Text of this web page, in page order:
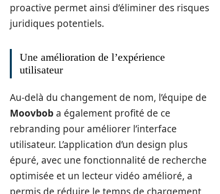
proactive permet ainsi d’éliminer des risques
juridiques potentiels.
Une amélioration de l’expérience
utilisateur
Au-delà du changement de nom, l’équipe de
Moovbob a également profité de ce
rebranding pour améliorer l’interface
utilisateur. L’application d’un design plus
épuré, avec une fonctionnalité de recherche
optimisée et un lecteur vidéo amélioré, a
permis de réduire le temps de chargement